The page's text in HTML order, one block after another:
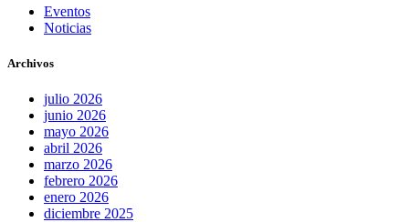
Eventos
Noticias
Archivos
julio 2026
junio 2026
mayo 2026
abril 2026
marzo 2026
febrero 2026
enero 2026
diciembre 2025